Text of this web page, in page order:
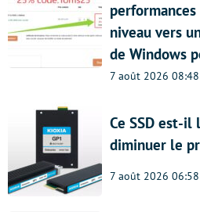
niveau vers
de Windows
7 août 2026 08:48
Ce SSD est-il
diminuer le
7 août 2026 06:58